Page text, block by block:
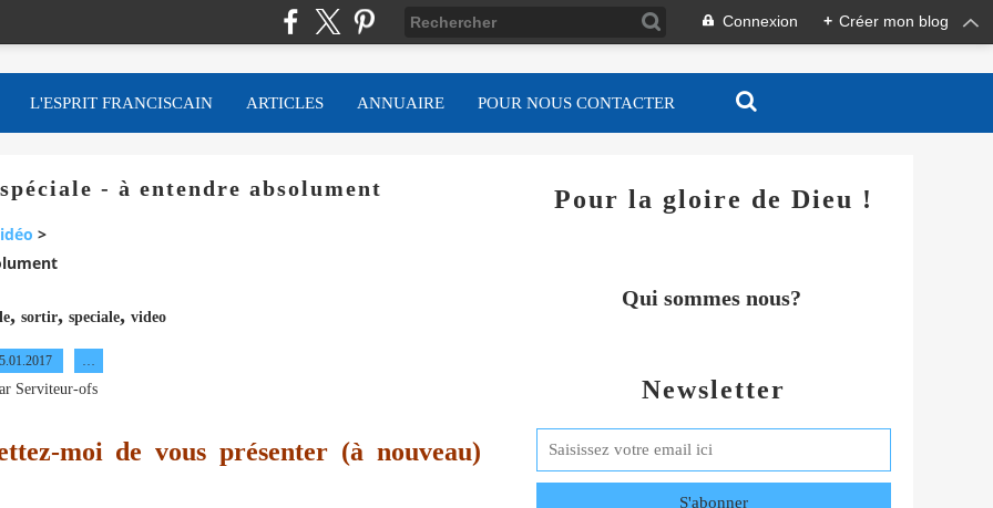
Connexion + Créer mon blog
L'ESPRIT FRANCISCAIN ARTICLES ANNUAIRE POUR NOUS CONTACTER
- à entendre absolument
>
, sortir, speciale, video
Serviteur-ofs
moi de vous présenter (à nouveau)
Newsletter
Pour la gloire de Dieu !
Qui sommes nous?